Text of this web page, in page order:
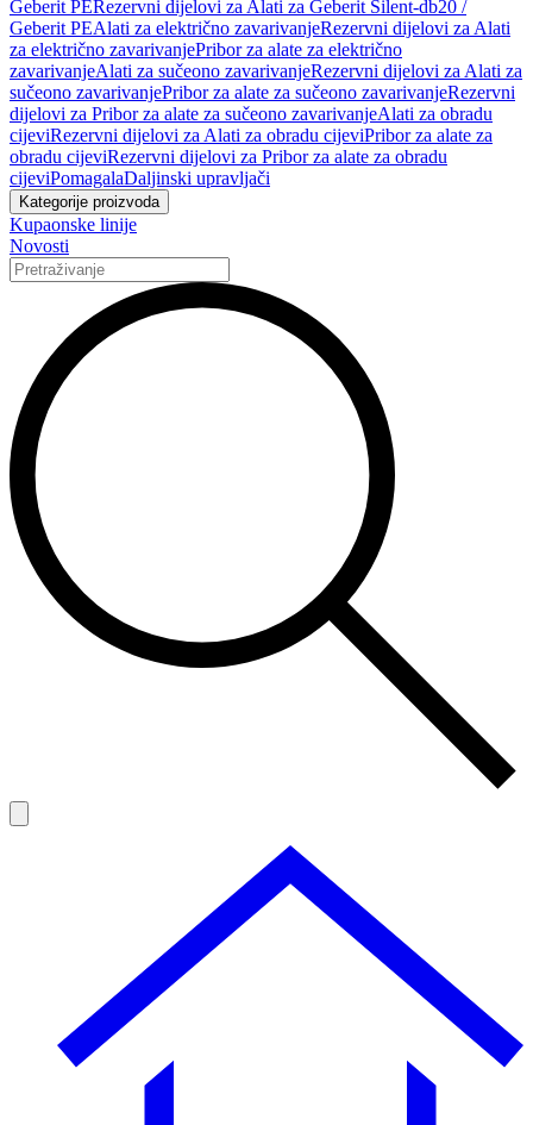
Geberit PERezervni dijelovi za Alati za Geberit Silent-db20 /
Geberit PEAlati za električno zavarivanjeRezervni dijelovi za Alati
za električno zavarivanjePribor za alate za električno
zavarivanjeAlati za sučeono zavarivanjeRezervni dijelovi za Alati za
sučeono zavarivanjePribor za alate za sučeono zavarivanjeRezervni
dijelovi za Pribor za alate za sučeono zavarivanjeAlati za obradu
cijeviRezervni dijelovi za Alati za obradu cijeviPribor za alate za
obradu cijeviRezervni dijelovi za Pribor za alate za obradu
cijeviPomagalaDaljinski upravljači
Kategorije proizvoda
Kupaonske linije
Novosti